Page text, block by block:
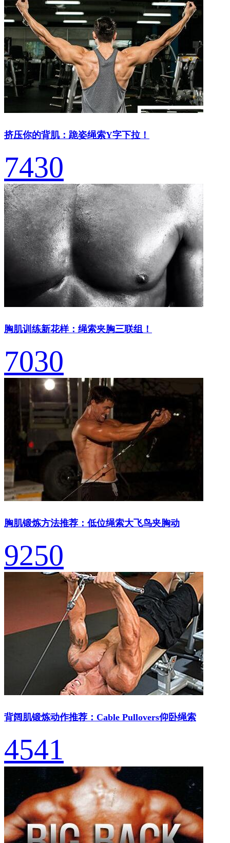
挤压你的背肌：跪姿绳索Y字下拉！
7430
胸肌训练新花样：绳索夹胸三联组！
7030
胸肌锻炼方法推荐：低位绳索大飞鸟夹胸动
9250
背阔肌锻炼动作推荐：Cable Pullovers仰卧绳索
4541